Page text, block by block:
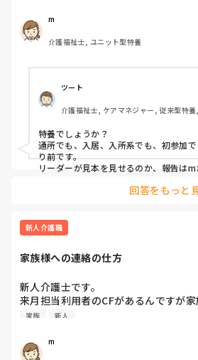
m
介護福祉士, ユニット型特養
ツート
介護福祉士, ケアマネジャー, 従来型特
特養でしょうか？
通所でも、入居、入所系でも、初参加
り前です。
リーダーが見本を見せるのか、報告は
回答をもっと
新人介護職
家族様への連絡の仕方
新人介護士です。
来月担当利用者のCFがあるんですが
言い方教えてほしいです
家族 新人
m